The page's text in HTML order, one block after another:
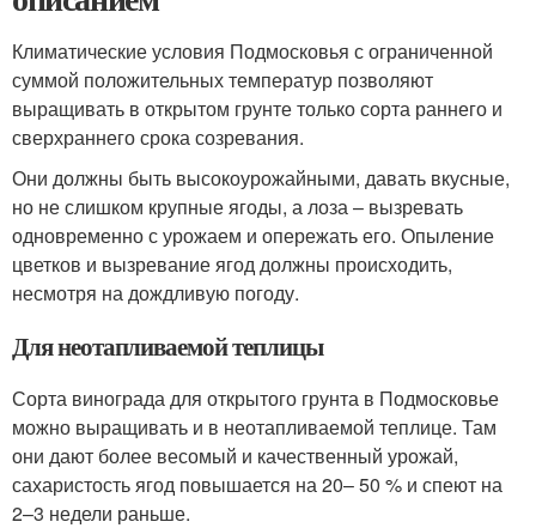
Климатические условия Подмосковья с ограниченной
суммой положительных температур позволяют
выращивать в открытом грунте только сорта раннего и
сверхраннего срока созревания.
Они должны быть высокоурожайными, давать вкусные,
но не слишком крупные ягоды, а лоза – вызревать
одновременно с урожаем и опережать его. Опыление
цветков и вызревание ягод должны происходить,
несмотря на дождливую погоду.
Для неотапливаемой теплицы
Сорта винограда для открытого грунта в Подмосковье
можно выращивать и в неотапливаемой теплице. Там
они дают более весомый и качественный урожай,
сахаристость ягод повышается на 20– 50 % и спеют на
2–3 недели раньше.